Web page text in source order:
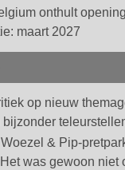
onthult
maart 2027
op nieuw
& Pip-
was gewoon niet